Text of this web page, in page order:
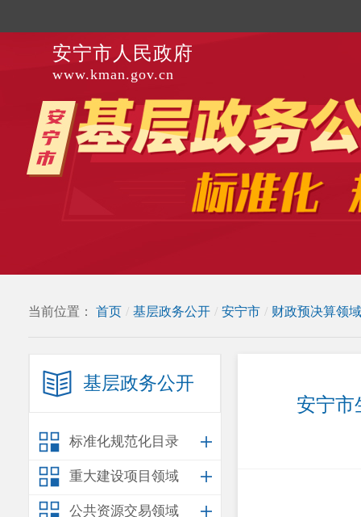
安宁市人民政府
www.kman.gov.cn
当前位置： 首页 / 基层政务公开 / 安宁市 / 财政预决算领域
基层政务公开
标准化规范化目录
重大建设项目领域
公共资源交易领域
安宁市